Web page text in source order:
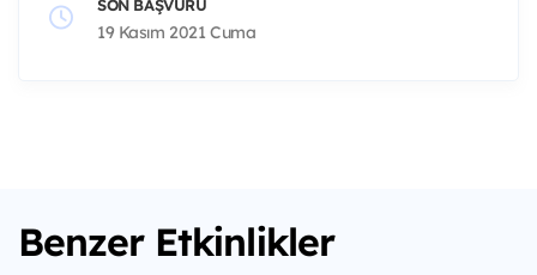
SON BAŞVURU
19 Kasım 2021 Cuma
Benzer Etkinlikler